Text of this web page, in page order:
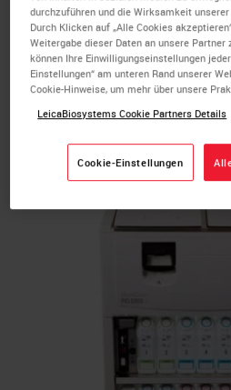
Moderner geschlossener
Gewebeinfiltrationsautomat
durchzuführen und die Wirksamkeit
Durch Klicken auf „Alle Cookies
Weitergabe dieser Daten an unsere
können Ihre Einwilligungseinstellungen
Einstellungen“ am unteren Rand unserer
Cookie-Hinweise, um mehr über unsere
LeicaBiosystems Cookie Partners Details
Cookie-Einstellungen